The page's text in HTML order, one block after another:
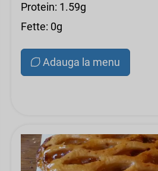
Protein: 1.59g
Fette: 0g
Adauga la menu